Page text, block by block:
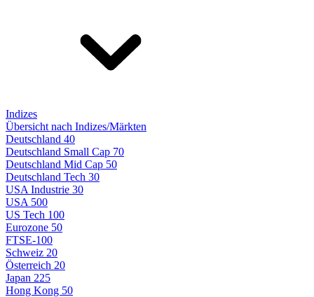
Indizes
Übersicht nach Indizes/Märkten
Deutschland 40
Deutschland Small Cap 70
Deutschland Mid Cap 50
Deutschland Tech 30
USA Industrie 30
USA 500
US Tech 100
Eurozone 50
FTSE-100
Schweiz 20
Österreich 20
Japan 225
Hong Kong 50